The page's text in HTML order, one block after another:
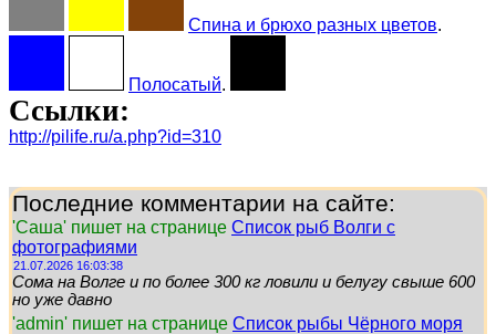
Спина и брюхо разных цветов.
Полосатый.
Ссылки:
http://pilife.ru/a.php?id=310
Последние комментарии на сайте:
'Саша' пишет на странице Список рыб Волги с
фотографиями
21.07.2026 16:03:38
Сома на Волге и по более 300 кг ловили и белугу свыше 600
но уже давно
'admin' пишет на странице Список рыбы Чёрного моря